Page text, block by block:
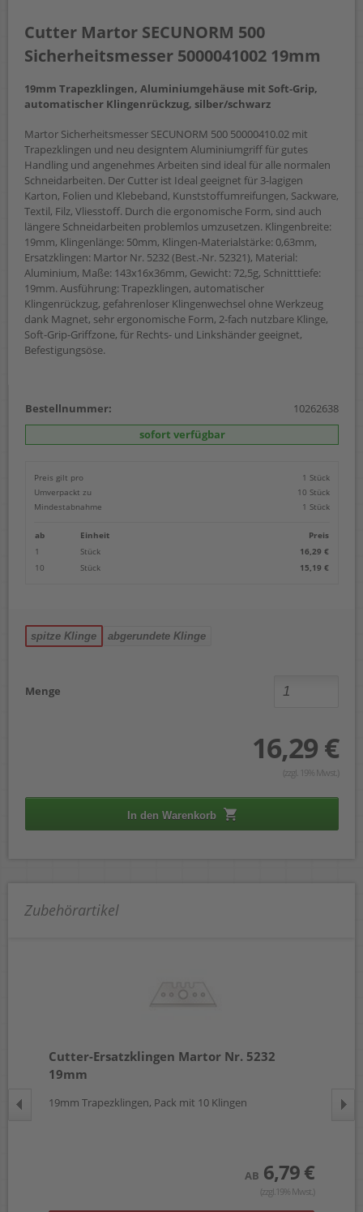
Cutter Martor SECUNORM 500
Sicherheitsmesser 5000041002 19mm
19mm Trapezklingen, Aluminiumgehäuse mit Soft-Grip,
automatischer Klingenrückzug, silber/schwarz
Martor Sicherheitsmesser SECUNORM 500 50000410.02 mit
Trapezklingen und neu designtem Aluminiumgriff für gutes
Handling und angenehmes Arbeiten sind ideal für alle normalen
Schneidarbeiten. Der Cutter ist Ideal geeignet für 3-lagigen
Karton, Folien und Klebeband, Kunststoffumreifungen, Sackware,
Textil, Filz, Vliesstoff. Durch die ergonomische Form, sind auch
längere Schneidarbeiten problemlos umzusetzen. Klingenbreite:
19mm, Klingenlänge: 50mm, Klingen-Materialstärke: 0,63mm,
Ersatzklingen: Martor Nr. 5232 (Best.-Nr. 52321), Material:
Aluminium, Maße: 143x16x36mm, Gewicht: 72,5g, Schnitttiefe:
19mm. Ausführung: Trapezklingen, automatischer
Klingenrückzug, gefahrenloser Klingenwechsel ohne Werkzeug
dank Magnet, sehr ergonomische Form, 2-fach nutzbare Klinge,
Soft-Grip-Griffzone, für Rechts- und Linkshänder geeignet,
Befestigungsöse.
Bestellnummer:
10262638
sofort verfügbar
Preis gilt pro
1 Stück
Umverpackt zu
10 Stück
Mindestabnahme
1 Stück
ab Einheit
Preis
1
Stück
16,29 €
10
Stück 15,19 €
spitze Klinge abgerundete Klinge
Menge
16,29 €
(zzgl. 19% Mwst.)
In den Warenkorb
Zubehörartikel
Cutter-Ersatzklingen Martor Nr. 5232
19mm
19mm Trapezklingen, Pack mit 10 Klingen
AB 6,79 €
(zzgl.19% Mwst.)